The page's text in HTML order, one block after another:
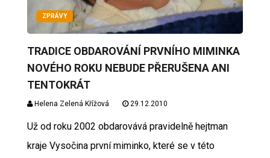
ZPRÁVY
TRADICE OBDAROVÁNÍ PRVNÍHO MIMINKA
NOVÉHO ROKU NEBUDE PŘERUŠENA ANI
TENTOKRÁT
Helena Zelená Křížová 29.12.2010
Už od roku 2002 obdarovává pravidelně hejtman
kraje Vysočina první miminko, které se v této